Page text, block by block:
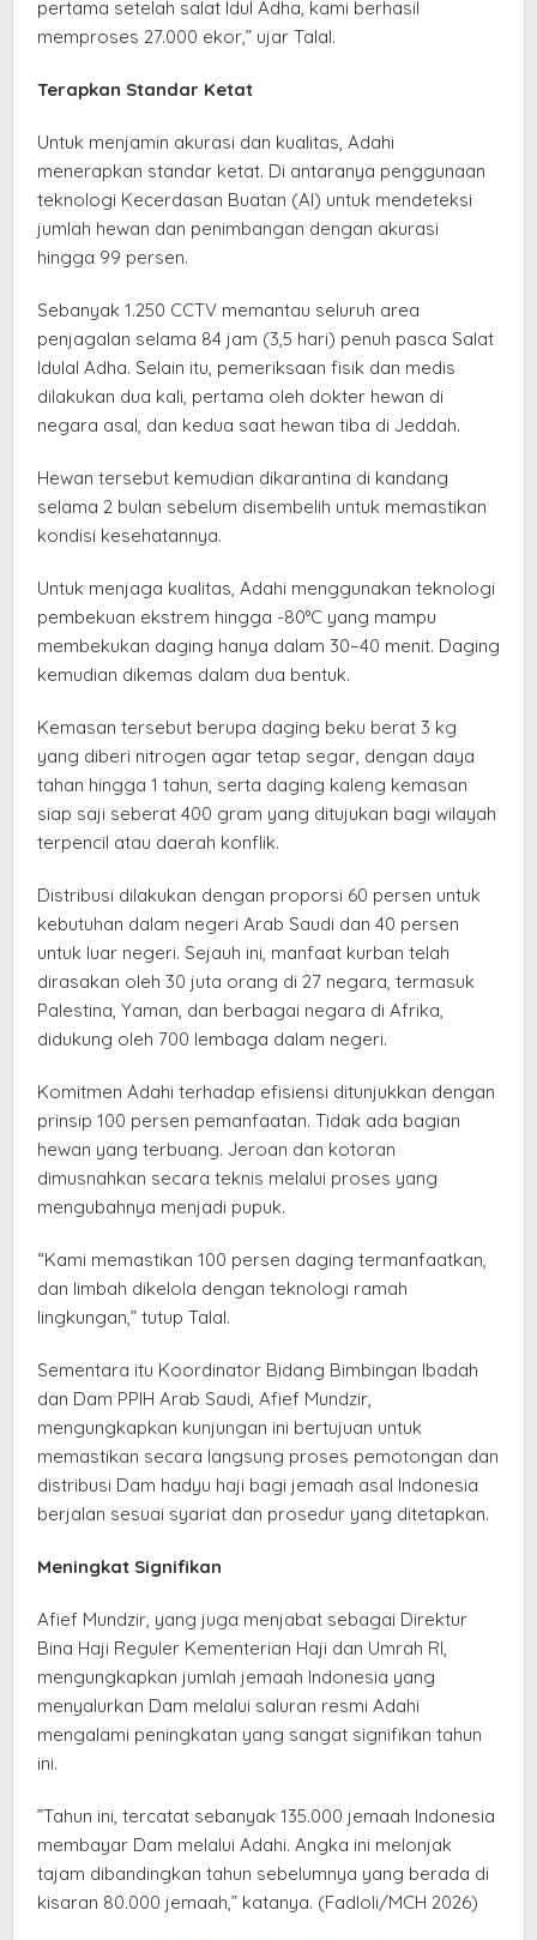
pertama setelah salat Idul Adha, kami berhasil
memproses 27.000 ekor,” ujar Talal.
Terapkan Standar Ketat
​Untuk menjamin akurasi dan kualitas, Adahi
menerapkan standar ketat. Di antaranya penggunaan
teknologi Kecerdasan Buatan (AI) untuk mendeteksi
jumlah hewan dan penimbangan dengan akurasi
hingga 99 persen.
Sebanyak 1.250 CCTV memantau seluruh area
penjagalan selama 84 jam (3,5 hari) penuh pasca Salat
Idulal Adha. Selain itu, pemeriksaan fisik dan medis
dilakukan dua kali, pertama oleh dokter hewan di
negara asal, dan kedua saat hewan tiba di Jeddah.
Hewan tersebut kemudian dikarantina di kandang
selama 2 bulan sebelum disembelih untuk memastikan
kondisi kesehatannya.
​Untuk menjaga kualitas, Adahi menggunakan teknologi
pembekuan ekstrem hingga -80°C yang mampu
membekukan daging hanya dalam 30–40 menit. Daging
kemudian dikemas dalam dua bentuk.
Kemasan tersebut berupa daging beku berat 3 kg
yang diberi nitrogen agar tetap segar, dengan daya
tahan hingga 1 tahun, serta daging kaleng kemasan
siap saji seberat 400 gram yang ditujukan bagi wilayah
terpencil atau daerah konflik.
​Distribusi dilakukan dengan proporsi 60 persen untuk
kebutuhan dalam negeri Arab Saudi dan 40 persen
untuk luar negeri. Sejauh ini, manfaat kurban telah
dirasakan oleh 30 juta orang di 27 negara, termasuk
Palestina, Yaman, dan berbagai negara di Afrika,
didukung oleh 700 lembaga dalam negeri.
​Komitmen Adahi terhadap efisiensi ditunjukkan dengan
prinsip 100 persen pemanfaatan. Tidak ada bagian
hewan yang terbuang. Jeroan dan kotoran
dimusnahkan secara teknis melalui proses yang
mengubahnya menjadi pupuk.
“Kami memastikan 100 persen daging termanfaatkan,
dan limbah dikelola dengan teknologi ramah
lingkungan,” tutup Talal.
Sementara itu Koordinator Bidang Bimbingan Ibadah
dan Dam PPIH Arab Saudi, Afief Mundzir,
mengungkapkan kunjungan ini bertujuan untuk
memastikan secara langsung proses pemotongan dan
distribusi Dam hadyu haji bagi jemaah asal Indonesia
berjalan sesuai syariat dan prosedur yang ditetapkan.
Meningkat Signifikan
​Afief Mundzir, yang juga menjabat sebagai Direktur
Bina Haji Reguler Kementerian Haji dan Umrah RI,
mengungkapkan jumlah jemaah Indonesia yang
menyalurkan Dam melalui saluran resmi Adahi
mengalami peningkatan yang sangat signifikan tahun
ini.
​”Tahun ini, tercatat sebanyak 135.000 jemaah Indonesia
membayar Dam melalui Adahi. Angka ini melonjak
tajam dibandingkan tahun sebelumnya yang berada di
kisaran 80.000 jemaah,” katanya. (Fadloli/MCH 2026)